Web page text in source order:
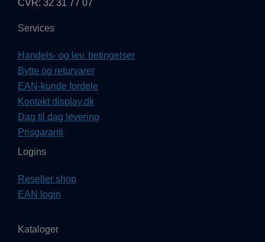
CVR: 32 31 77 07
Services
Handels- og lev. betingelser
Bytte og returvarer
EAN-kunde fordele
Kontakt display.dk
Dag til dag levering
Prisgaranti
Logins
Reseller shop
EAN login
Kataloger